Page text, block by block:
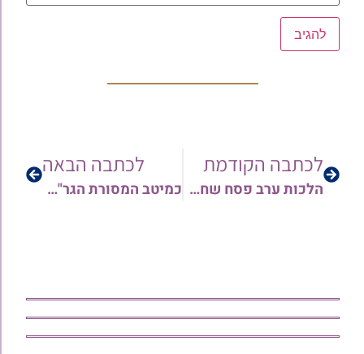
לכתבה הקודמת
הלכות ערב פסח שחל בשבת (התשפ״ה) | הרב ארז רמתי
לכתבה הבאה
כמיטב המסורת הגר"ע צדוק אפה מצות חבורה בסמוך למעונו